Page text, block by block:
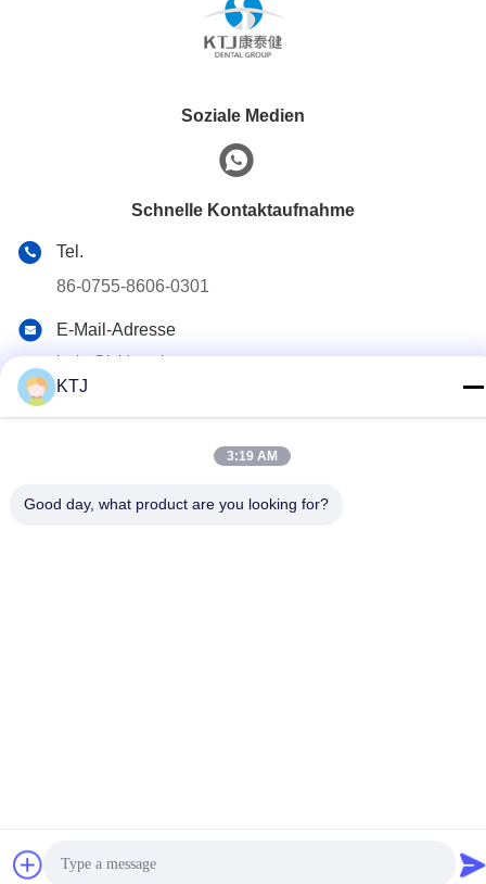
Soziale Medien
Schnelle Kontaktaufnahme
Tel.
86-0755-8606-0301
E-Mail-Adresse
jacky@ktjdental.com
Road, Bezirk Pingshan, Shenzhen, China
Datenschutzrichtlinie |Sitemap
KTJ
3:19 AM
Good day, what product are you looking for?